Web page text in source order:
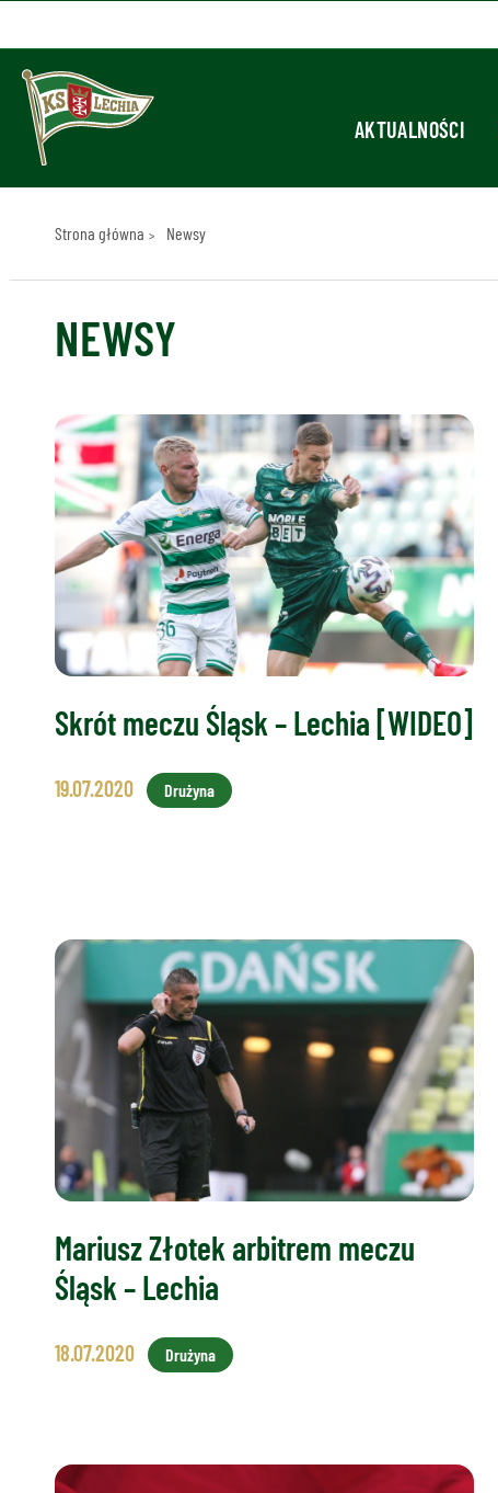
AKTUALNOŚCI
Strona główna Newsy
NEWSY
Skrót meczu Śląsk – Lechia [WIDEO]
19.07.2020 Drużyna
Mariusz Złotek arbitrem meczu
Śląsk – Lechia
18.07.2020 Drużyna